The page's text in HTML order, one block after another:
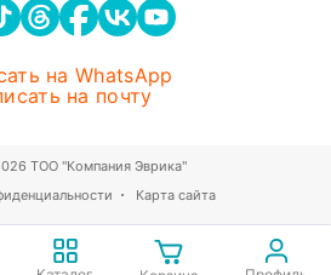
на WhatsApp
на почту
Карта сайта
ТОО "Компания Эврика"